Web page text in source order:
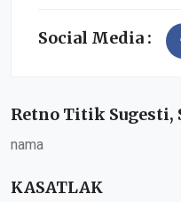
Social Media :
Retno Titik Sugesti,
nama
KASATLAK